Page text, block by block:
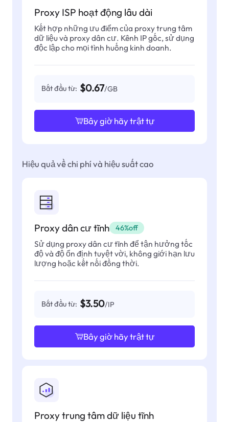
Proxy ISP hoạt động lâu dài
Kết hợp những ưu điểm của proxy trung tâm
dữ liệu và proxy dân cư. Kênh IP gốc, sử dụng
độc lập cho mọi tình huống kinh doanh.
Bắt đầu từ: $0.67/GB
Bây giờ hãy trật tự
Hiệu quả về chi phí và hiệu suất cao
Proxy dân cư tĩnh 46%off
Sử dụng proxy dân cư tĩnh để tận hưởng tốc
độ và độ ổn định tuyệt vời, không giới hạn lưu
lượng hoặc kết nối đồng thời.
Bắt đầu từ: $3.50/IP
Bây giờ hãy trật tự
Proxy trung tâm dữ liệu tĩnh